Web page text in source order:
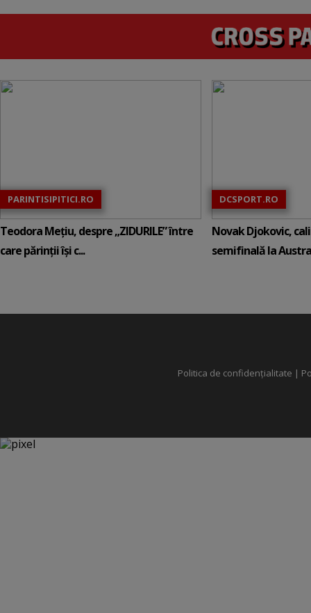
PARINTISIPITICI.RO
Teodora Mețiu, despre „ZIDURILE” între
care părinții își c...
DCSPORT.RO
Novak Djokovic,
semifinală la
Politica de confidențialitate |